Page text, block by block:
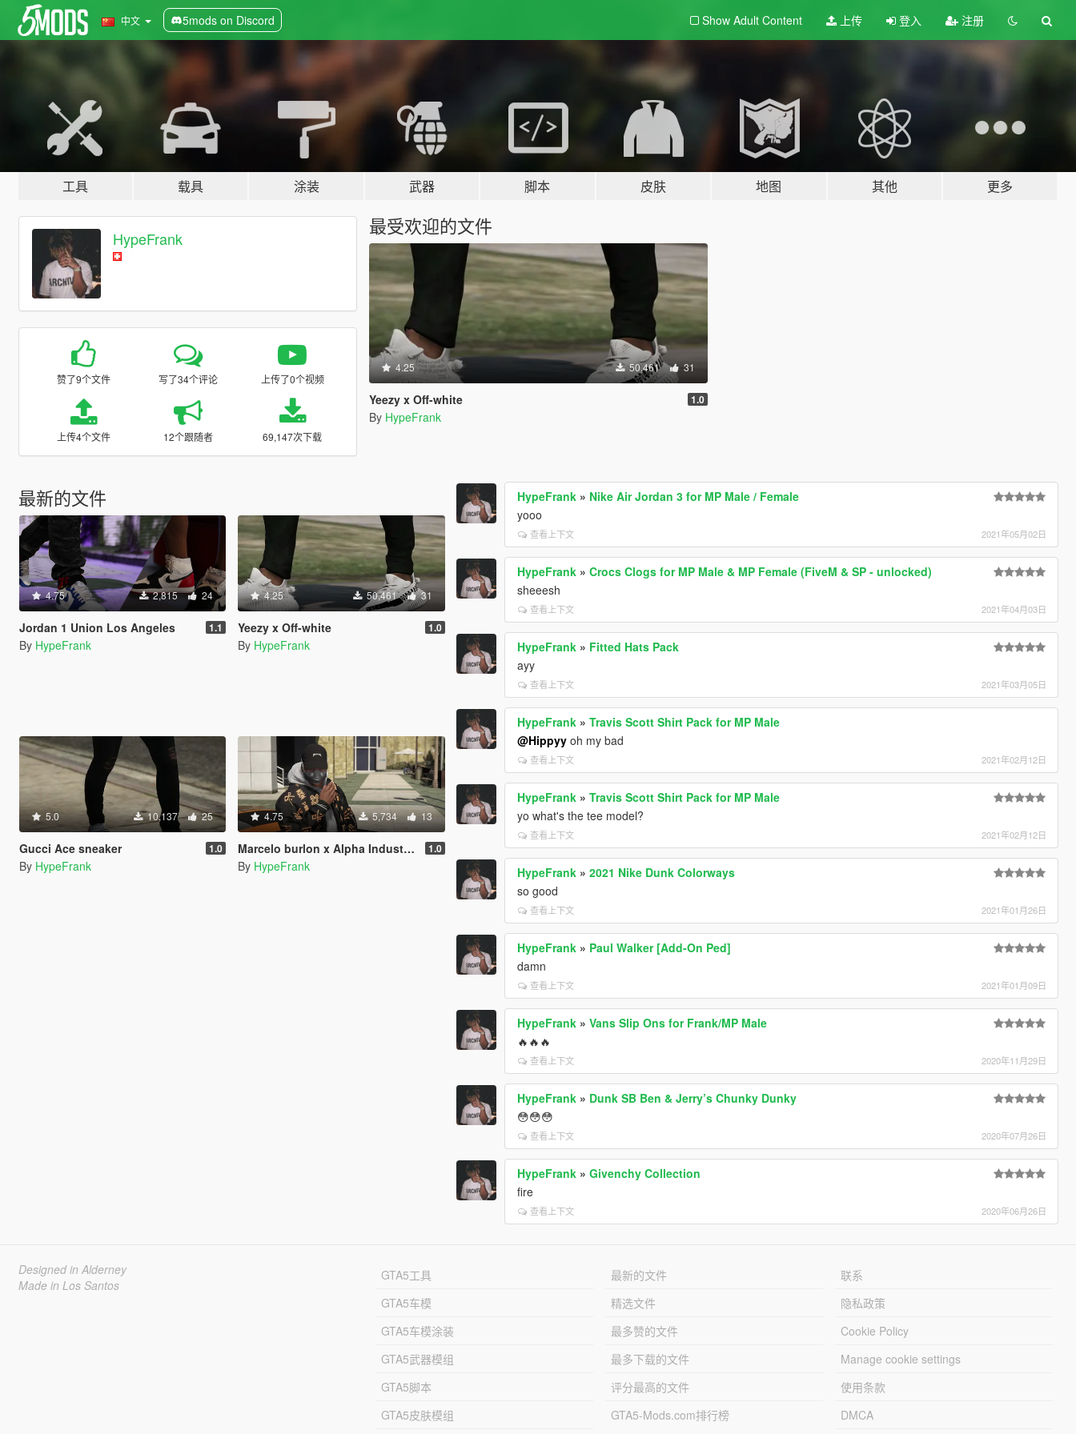
中文 5mods on Discord Show Adult Content 上传 登入 注册
工具 载具 涂装 武器 脚本 皮肤 地图 其他 更多
HypeFrank
赞了9个文件 写了34个评论 上传了0个视频
上传4个文件 12个跟随者 69,147次下载
最受欢迎的文件
4.25 50,461 31
Yeezy x Off-white 1.0
By HypeFrank
最新的文件
4.75 2,815 24
Jordan 1 Union Los Angeles 1.1
By HypeFrank
4.25 50,461 31
Yeezy x Off-white 1.0
By HypeFrank
5.0 10,137 25
Gucci Ace sneaker 1.0
By HypeFrank
4.75 5,734 13
Marcelo burlon x Alpha Industries Bomber 1.0
By HypeFrank
HypeFrank » Nike Air Jordan 3 for MP Male / Female
yooo
查看上下文 2021年05月02日
HypeFrank »Crocs Clogs for MP Male & MP Female (FiveM & SP - unlocked)
sheeesh
查看上下文 2021年04月03日
HypeFrank » Fitted Hats Pack
ayy
查看上下文 2021年03月05日
HypeFrank »Travis Scott Shirt Pack for MP Male
@Hippyy oh my bad
查看上下文 2021年02月12日
HypeFrank »Travis Scott Shirt Pack for MP Male
yo what's the tee model?
查看上下文 2021年02月12日
HypeFrank »2021 Nike Dunk Colorways
so good
查看上下文 2021年01月26日
HypeFrank » Paul Walker [Add-On Ped]
damn
查看上下文 2021年01月09日
HypeFrank »Vans Slip Ons for Frank/MP Male
🔥🔥🔥
查看上下文 2020年11月29日
HypeFrank » Dunk SB Ben & Jerry’s Chunky Dunky
😳😳😳
查看上下文 2020年07月26日
HypeFrank »Givenchy Collection
fire
查看上下文 2020年06月26日
Designed in Alderney
Made in Los Santos
GTA5工具
GTA5车模
GTA5车模涂装
GTA5武器模组
GTA5脚本
GTA5皮肤模组
最新的文件
精选文件
最多赞的文件
最多下载的文件
评分最高的文件
GTA5-Mods.com排行榜
联系
隐私政策
Cookie Policy
Manage cookie settings
使用条款
DMCA